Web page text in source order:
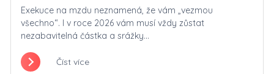
Exekuce na mzdu neznamená, že vám „vezmou
všechno“. I v roce 2026 vám musí vždy zůstat
nezabavitelná částka a srážky...
Číst více